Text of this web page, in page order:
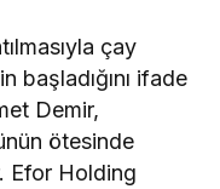
çay
başladığını ifade
Demir,
ötesinde
Efor Holding